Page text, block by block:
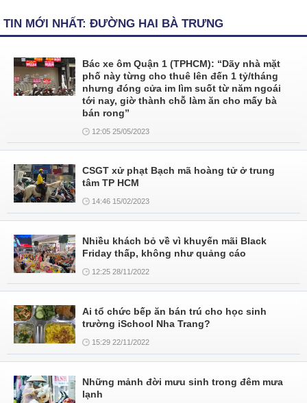
TIN MỚI NHẤT: ĐƯỜNG HAI BÀ TRƯNG
Bác xe ôm Quận 1 (TPHCM): “Dãy nhà mặt
phố này từng cho thuê lên đến 1 tỷ/tháng
nhưng đóng cửa im lìm suốt từ năm ngoái
tới nay, giờ thành chỗ làm ăn cho mấy bà
bán rong”
12:05 25/05/2023
CSGT xử phạt Bạch mã hoàng tử ở trung
tâm TP HCM
14:46 15/02/2023
Nhiều khách bỏ về vì khuyến mãi Black
Friday thấp, không như quảng cáo
12:25 28/11/2022
Ai tổ chức bếp ăn bán trú cho học sinh
trường iSchool Nha Trang?
15:29 22/11/2022
Những mảnh đời mưu sinh trong đêm mưa
lạnh